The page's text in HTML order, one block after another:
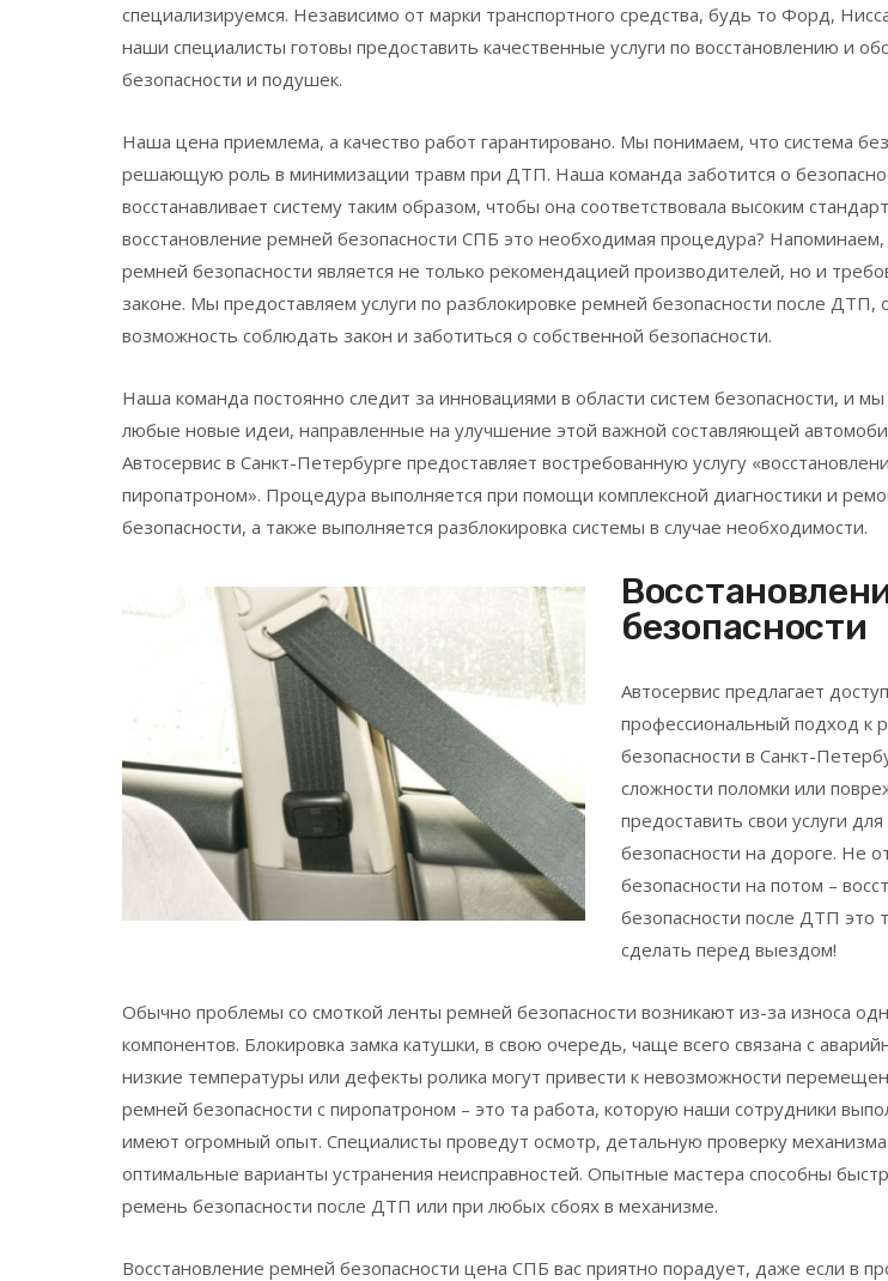
специализируемся. Независимо от марки транспортного средства, будь то Форд,
наши специалисты готовы предоставить качественные услуги по восстановлению и
безопасности и подушек.
Наша цена приемлема, а качество работ гарантировано. Мы понимаем, что система
решающую роль в минимизации травм при ДТП. Наша команда заботится о
восстанавливает систему таким образом, чтобы она соответствовала высоким
восстановление ремней безопасности СПБ это необходимая процедура? Напоминаем,
ремней безопасности является не только рекомендацией производителей, но и
законе. Мы предоставляем услуги по разблокировке ремней безопасности после ДТП,
возможность соблюдать закон и заботиться о собственной безопасности.
Наша команда постоянно следит за инновациями в области систем безопасности, и
любые новые идеи, направленные на улучшение этой важной составляющей
Автосервис в Санкт-Петербурге предоставляет востребованную услугу
пиропатроном». Процедура выполняется при помощи комплексной диагностики и
безопасности, а также выполняется разблокировка системы в случае необходимости.
безопасности
Автосервис предлагает
профессиональный подход к
безопасности в Санкт-
сложности поломки или
предоставить свои услуги
безопасности на дороге. Не
безопасности на потом –
безопасности после ДТП это
сделать перед выездом!
Обычно проблемы со смоткой ленты ремней безопасности возникают из-за износа
компонентов. Блокировка замка катушки, в свою очередь, чаще всего связана с
низкие температуры или дефекты ролика могут привести к невозможности
ремней безопасности с пиропатроном – это та работа, которую наши сотрудники
имеют огромный опыт. Специалисты проведут осмотр, детальную проверку
оптимальные варианты устранения неисправностей. Опытные мастера способны
ремень безопасности после ДТП или при любых сбоях в механизме.
Восстановление ремней безопасности цена СПБ вас приятно порадует, даже если в